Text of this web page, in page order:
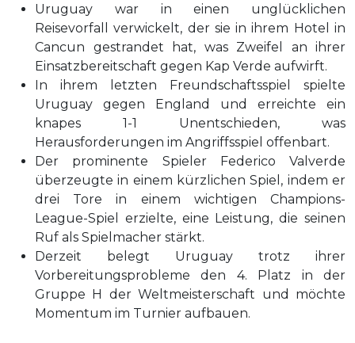
Uruguay war in einen unglücklichen
Reisevorfall verwickelt, der sie in ihrem Hotel in
Cancun gestrandet hat, was Zweifel an ihrer
Einsatzbereitschaft gegen Kap Verde aufwirft.
In ihrem letzten Freundschaftsspiel spielte
Uruguay gegen England und erreichte ein
knapes 1-1 Unentschieden, was
Herausforderungen im Angriffsspiel offenbart.
Der prominente Spieler Federico Valverde
überzeugte in einem kürzlichen Spiel, indem er
drei Tore in einem wichtigen Champions-
League-Spiel erzielte, eine Leistung, die seinen
Ruf als Spielmacher stärkt.
Derzeit belegt Uruguay trotz ihrer
Vorbereitungsprobleme den 4. Platz in der
Gruppe H der Weltmeisterschaft und möchte
Momentum im Turnier aufbauen.